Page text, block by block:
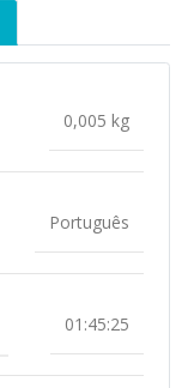
0,005 kg
Português
01:45:25